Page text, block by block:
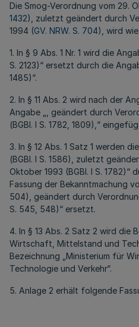
Die Smog-Verordnung vom 29.
1432), zuletzt geändert durch
1994 (GV. NRW. S. 704), wird
1. In § 9 Abs. 1 Nr. 1 wird die
S. 2123)“ ersetzt durch die
1485)“.
2. In § 11 Abs. 2 wird nach der
Angabe „, geändert durch
(BGBl. I S. 1782, 1809),“
3. In § 12 Abs. 1 Satz 1 werden
(BGBl. I S. 1586), zuletzt
Oktober 1993 (BGBl. I S. 1782)“
Fassung der Bekanntmachung
504), geändert durch
S. 545, 548)“ ersetzt.
4. In § 13 Abs. 2 Satz 2 wird die
Wirtschaft, Mittelstand und
Bezeichnung „Ministerium für
Technologie und Verkehr“.
5. Anlage 2 erhält folgende